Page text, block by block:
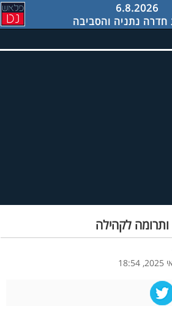
6.8.2026
חדרה נתניה והסביבה
לקהילה